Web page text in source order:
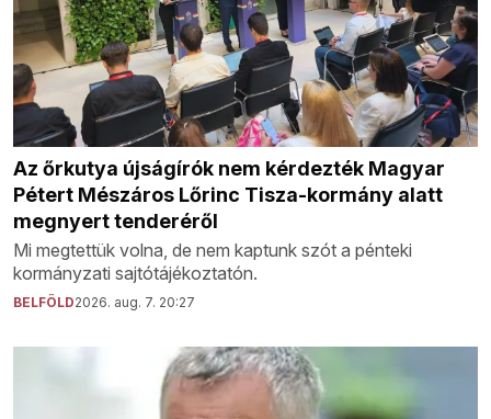
Az őrkutya újságírók nem kérdezték Magyar
Pétert Mészáros Lőrinc Tisza-kormány alatt
megnyert tenderéről
Mi megtettük volna, de nem kaptunk szót a pénteki
kormányzati sajtótájékoztatón.
BELFÖLD2026. aug. 7. 20:27